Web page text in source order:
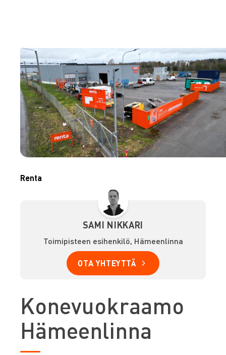
Renta
SAMI NIKKARI
Toimipisteen esihenkilö, Hämeenlinna
OTA YHTEYTTÄ
Konevuokraamo
Hämeenlinna